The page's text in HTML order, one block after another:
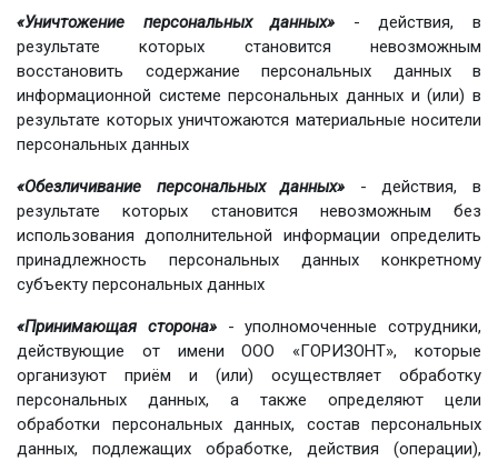
«Уничтожение персональных данных» - действия, в
результате которых становится невозможным
восстановить содержание персональных данных в
информационной системе персональных данных и (или) в
результате которых уничтожаются материальные носители
персональных данных
«Обезличивание персональных данных» - действия, в
результате которых становится невозможным без
использования дополнительной информации определить
принадлежность персональных данных конкретному
субъекту персональных данных
«Принимающая сторона»- уполномоченные сотрудники,
действующие от имени ООО «ГОРИЗОНТ», которые
организуют приём и (или) осуществляет обработку
персональных данных, а также определяют цели
обработки персональных данных, состав персональных
данных, подлежащих обработке, действия (операции),